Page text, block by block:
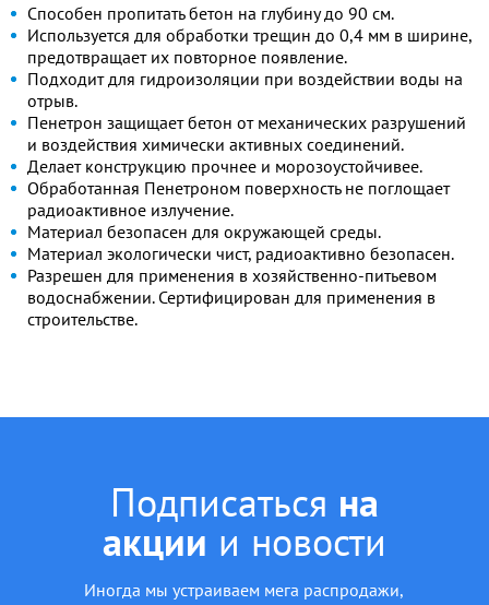
Способен пропитать бетон на глубину до 90 см.
Используется для обработки трещин до 0,4 мм в ширине,
предотвращает их повторное появление.
Подходит для гидроизоляции при воздействии воды на
отрыв.
Пенетрон защищает бетон от механических разрушений
и воздействия химически активных соединений.
Делает конструкцию прочнее и морозоустойчивее.
Обработанная Пенетроном поверхность не поглощает
радиоактивное излучение.
Материал безопасен для окружающей среды.
Материал экологически чист, радиоактивно безопасен.
Разрешен для применения в хозяйственно-питьевом
водоснабжении. Сертифицирован для применения в
строительстве.
Подписаться на
акции и новости
Иногда мы устраиваем мега распродажи,